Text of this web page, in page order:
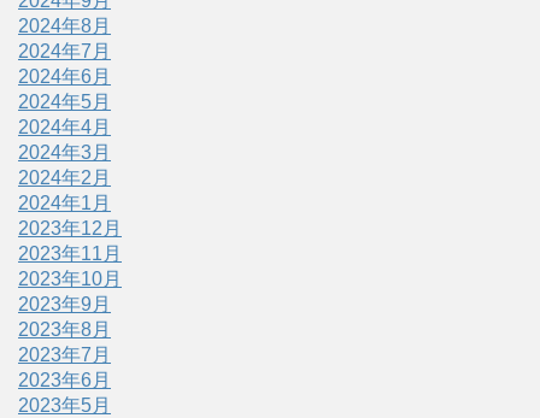
2024年8月
2024年7月
2024年6月
2024年5月
2024年4月
2024年3月
2024年2月
2024年1月
2023年12月
2023年11月
2023年10月
2023年9月
2023年8月
2023年7月
2023年6月
2023年5月